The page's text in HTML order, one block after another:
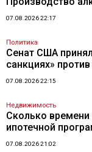
07.08.2026 22:17
Политика
Сенат США
санкциях»
07.08.2026 22:15
Недвижимость
Сколько времени
ипотечной
07.08.2026 21:02